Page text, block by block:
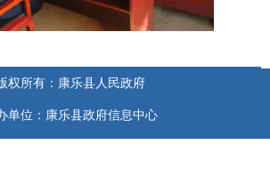
权所有：康乐县人民政府
单位：康乐县政府信息中心